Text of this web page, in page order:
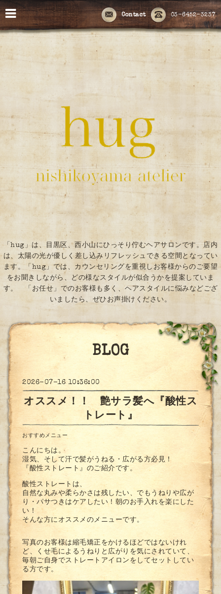
03-6452-3237
Contact
「hug」は、目黒区、西小山にひっそり佇むヘアサロンです。店内
は、太陽の光が優しく差し込みリフレッシュできる空間となってい
ます。「hug」では、カウンセリングを重視しお客様からのご要望
をお聞きしながら、どの様なスタイルが似合うかを提案していま
す。 「お任せ」でのお客様も多く、ヘアスタイルに悩みなどござ
いましたら、ぜひお声掛けください。
BLOG
2026-07-16 10:36:00
オススメ！！ 艶サラ髪へ『酸性ス
トレート』
おすすめメニュー
こんにちは。
湿気、そして汗で髪がうねる・広がる方必見！
『酸性ストレート』のご紹介です。
酸性ストレートは、
自然な丸みや柔らかさは残したい、でもうねりや広が
り・パサつきはケアしたい！朝のお手入れを楽にした
い！
そんな方にオススメのメニューです。
写真のお客様は縮毛矯正をかけるほどではないけれ
ど、くせ毛によるうねりと広がりを気にされていて、
毎朝ご自身でストレートアイロンをしてセットしてい
る方です。